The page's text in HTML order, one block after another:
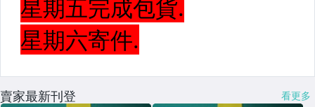
賣家最新刊登 看更多